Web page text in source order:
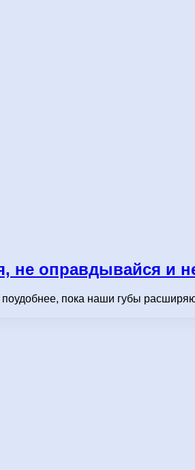
не оправдывайся и
пока наши губы